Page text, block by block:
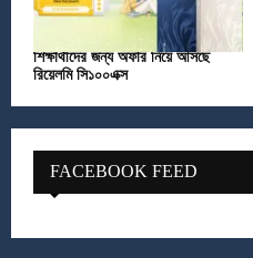
শিক্ষার্থীদের জন্য অফার নিয়ে আসছে
রিয়েলমি সি১০০এক্স
FACEBOOK FEED